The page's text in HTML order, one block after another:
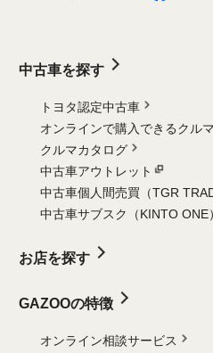
中古車を探す
トヨタ認定中古車
オンラインで購入できるクルマ
クルマカタログ
中古車アウトレット
中古車個人間売買（TGR
中古車サブスク（KINTO ONE）
お店を探す
GAZOOの特徴
オンライン相談サービス